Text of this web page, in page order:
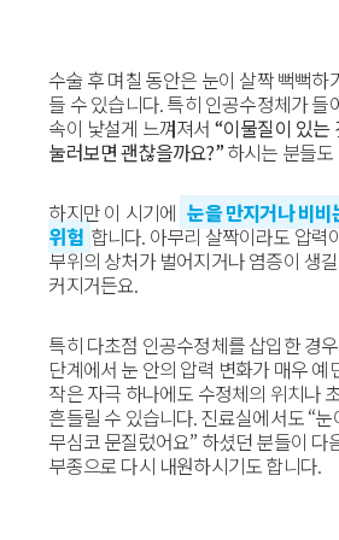
수술 후 며칠 동안은 눈이 살짝 뻑뻑하
들 수 있습니다. 특히 인공수정체가 들
속이 낯설게 느껴져서 “이물질이 있는
눌러보면 괜찮을까요?”하시는 분들도
하지만 이 시기에 눈을 만지거나 비비
위험 합니다. 아무리 살짝이라도 압력
부위의 상처가 벌어지거나 염증이 생
커지거든요.
특히 다초점 인공수정체를 삽입한 경
단계에서 눈 안의 압력 변화가 매우 예
작은 자극 하나에도 수정체의 위치나
흔들릴 수 있습니다. 진료실에서도 “
무심코 문질렀어요” 하셨던 분들이 다
부종으로 다시 내원하시기도 합니다.